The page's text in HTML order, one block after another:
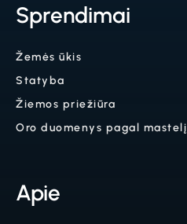
Sprendimai
Žemės ūkis
Statyba
Žiemos priežiūra
Oro duomenys pagal mastelį
Apie